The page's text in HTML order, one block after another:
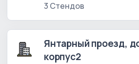
3 Стендов
Янтарный проезд,
корпус2